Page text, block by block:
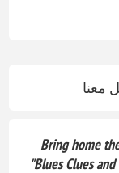
معنا
Bring home
"Blues Clues